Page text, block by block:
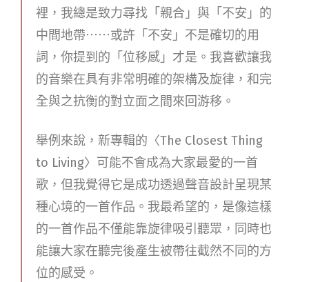
裡，我總是致力尋找「親合」與「不安」的
中間地帶⋯⋯或許「不安」不是確切的用
詞，你提到的「位移感」才是。我喜歡讓我
的音樂在具有非常明確的架構及旋律，和完
全與之抗衡的對立面之間來回游移。
舉例來說，新專輯的〈The Closest Thing
to Living〉可能不會成為大家最愛的一首
歌，但我覺得它是成功透過聲音設計呈現某
種心境的一首作品。我最希望的，是像這樣
的一首作品不僅能靠旋律吸引聽眾，同時也
能讓大家在聽完後產生被帶往截然不同的方
位的感受。